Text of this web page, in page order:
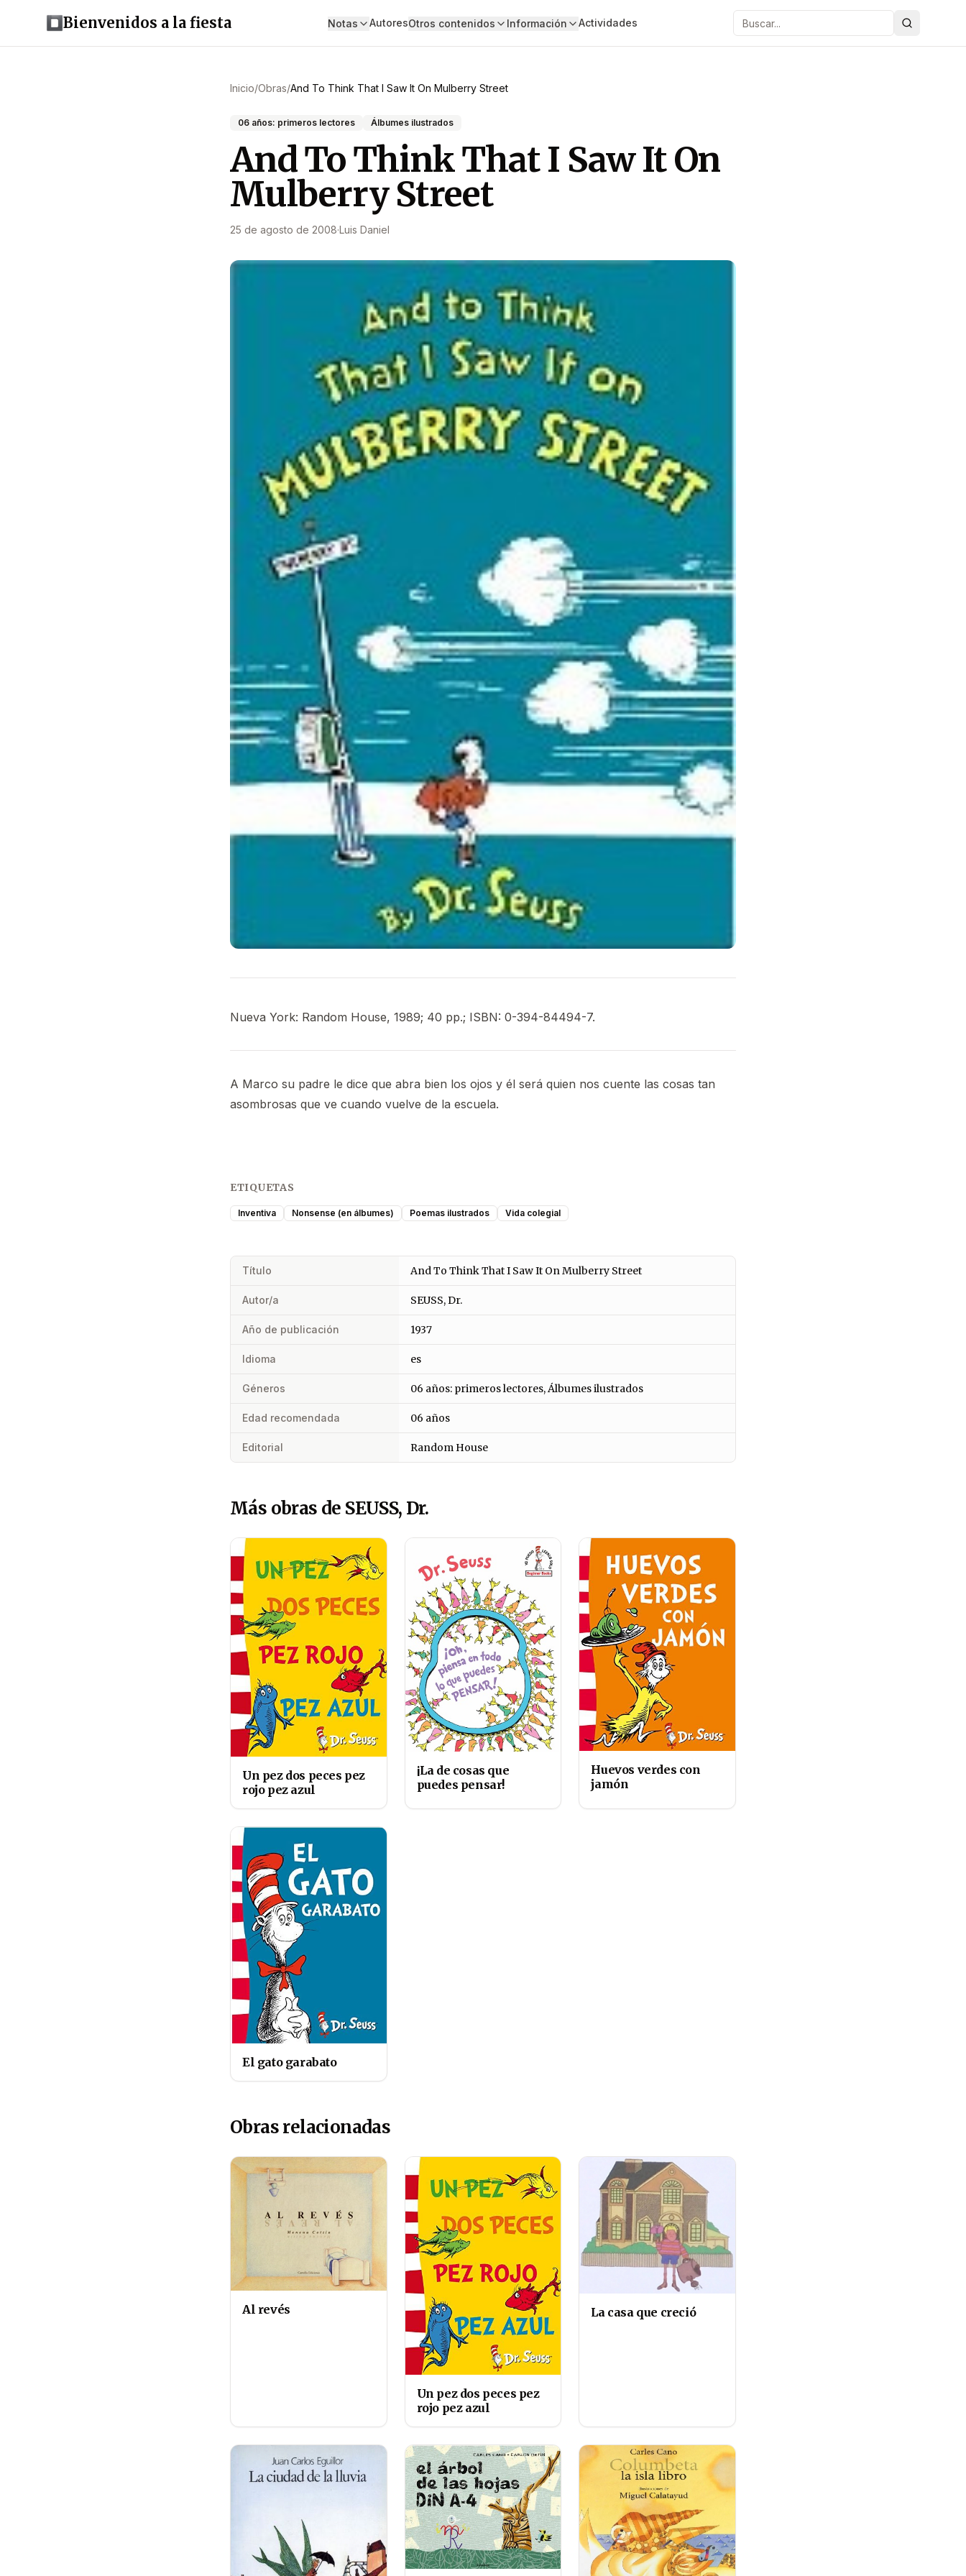
Bienvenidos a la fiesta Notas AutoresOtros contenidos Información Actividades Buscar
Inicio/Obras/And To Think That I Saw It On Mulberry Street
06 años: primeros lectores Álbumes ilustrados
And To Think That I Saw It On
Mulberry Street
25 de agosto de 2008·Luis Daniel
Nueva York: Random House, 1989; 40 pp.; ISBN: 0-394-84494-7.
A Marco su padre le dice que abra bien los ojos y él será quien nos cuente las cosas tan
asombrosas que ve cuando vuelve de la escuela.
ETIQUETAS
Inventiva Nonsense (en álbumes) Poemas ilustrados Vida colegial
Título And To Think That I Saw It On Mulberry Street
Autor/a SEUSS, Dr.
Año de publicación 1937
Idioma es
Géneros 06 años: primeros lectores, Álbumes ilustrados
Edad recomendada 06 años
Editorial Random House
Más obras de SEUSS, Dr.
Un pez dos peces pez
rojo pez azul
¡La de cosas que
puedes pensar!
Huevos verdes con
jamón
El gato garabato
Obras relacionadas
Al revés
Un pez dos peces pez
rojo pez azul
La casa que creció